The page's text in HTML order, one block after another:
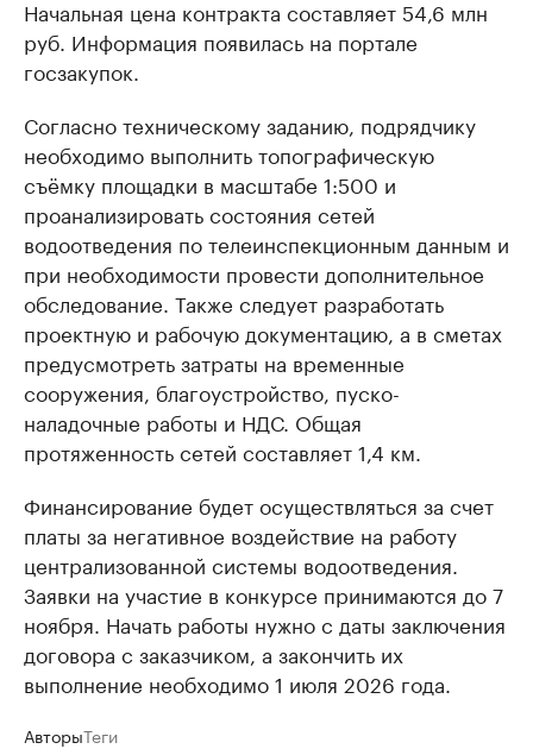
Начальная цена контракта составляет 54,6 млн
руб. Информация появилась на портале
госзакупок.
Согласно техническому заданию, подрядчику
необходимо выполнить топографическую
съёмку площадки в масштабе 1:500 и
проанализировать состояния сетей
водоотведения по телеинспекционным данным и
при необходимости провести дополнительное
обследование. Также следует разработать
проектную и рабочую документацию, а в сметах
предусмотреть затраты на временные
сооружения, благоустройство, пуско-
наладочные работы и НДС. Общая
протяженность сетей составляет 1,4 км.
Финансирование будет осуществляться за счет
платы за негативное воздействие на работу
централизованной системы водоотведения.
Заявки на участие в конкурсе принимаются до 7
ноября. Начать работы нужно с даты заключения
договора с заказчиком, а закончить их
выполнение необходимо 1 июля 2026 года.
АвторыТеги